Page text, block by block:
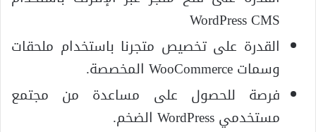
WordPress CMS
القدرة على تخصيص متجرنا باستخدام ملحقات
وسمات WooCommerce المخصصة.
فرصة للحصول على مساعدة من مجتمع
مستخدمي WordPress الضخم.